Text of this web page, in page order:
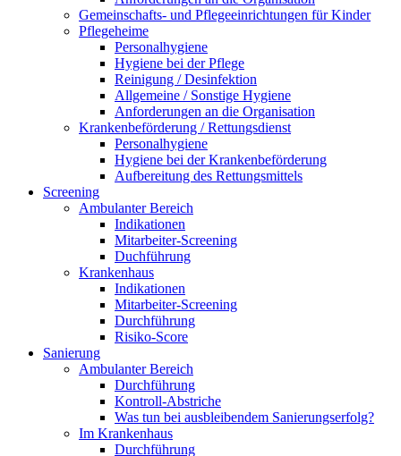
Gemeinschafts- und Pflegeeinrichtungen für Kinder
Pflegeheime
Personalhygiene
Hygiene bei der Pflege
Reinigung / Desinfektion
Allgemeine / Sonstige Hygiene
Anforderungen an die Organisation
Krankenbeförderung / Rettungsdienst
Personalhygiene
Hygiene bei der Krankenbeförderung
Aufbereitung des Rettungsmittels
Screening
Ambulanter Bereich
Indikationen
Mitarbeiter-Screening
Duchführung
Krankenhaus
Indikationen
Mitarbeiter-Screening
Durchführung
Risiko-Score
Sanierung
Ambulanter Bereich
Durchführung
Kontroll-Abstriche
Was tun bei ausbleibendem Sanierungserfolg?
Im Krankenhaus
Durchführung